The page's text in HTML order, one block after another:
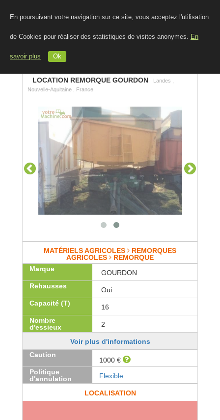
En poursuivant votre navigation sur ce site, vous acceptez l'utilisation
de Cookies pour réaliser des statistiques de visites anonymes. En
savoir plus Ok
LOCATION REMORQUE GOURDON
Landes ,
Nouvelle-Aquitaine , France
MATÉRIELS AGRICOLES
REMORQUES
AGRICOLES
REMORQUE
Marque
GOURDON
Rehausses
Oui
Capacité (T)
16
Nombre
d'essieux
2
Voir plus d'informations
Caution
1000 €
Politique
d'annulation
Flexible
LOCALISATION